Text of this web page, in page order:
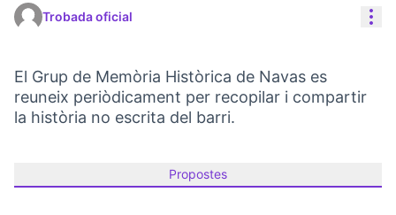
Trobada oficial
El Grup de Memòria Històrica de Navas es
reuneix periòdicament per recopilar i compartir
la història no escrita del barri.
Propostes